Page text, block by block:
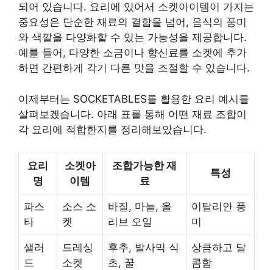
되어 있습니다. 요리에 있어서 소켓아이템이 가지는
중요성은 단순한 재료의 결합을 넘어, 음식의 풍미
와 색깔을 다양화할 수 있는 가능성을 제공합니다.
예를 들어, 다양한 소금이나 향신료를 소켓에 추가
하면 간편하게 각기 다른 맛을 조절할 수 있습니다.
이제부터는 SOCKETABLES를 활용한 요리 예시를
살펴보겠습니다. 아래 표를 통해 어떤 재료 조합이
각 요리에 적합한지를 정리해보았습니다.
요리
명
소켓아
이템
조합가능한 재
료
특성
파스
타
소스 소
켓
바질, 마늘, 올
리브 오일
이탈리안 풍
미
샐러
드
드레싱
소켓
후추, 발사믹 식
초, 꿀
상큼하고 달
콤함